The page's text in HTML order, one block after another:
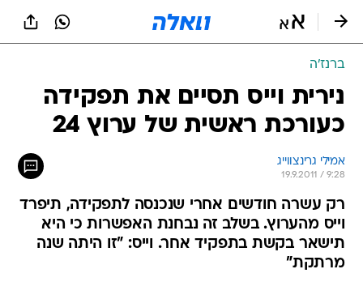
ברנז'ה
נירית וייס תסיים את תפקידה
כעורכת ראשית של ערוץ 24
אמילי גרינצווייג
19.9.2011 / 9:28
רק עשרה חודשים אחרי שנכנסה לתפקידה, תיפרד
וייס מהערוץ. בשלב זה נבחנת האפשרות כי היא
תישאר בקשת בתפקיד אחר. וייס: "זו היתה שנה
מרתקת"